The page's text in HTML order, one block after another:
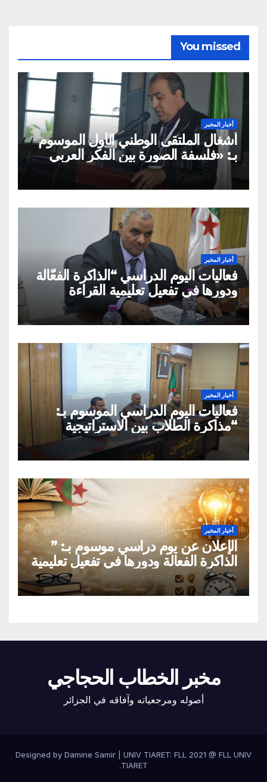
You missed
أخبار المخبر
أشغال الملتقى الوطني الأول الموسوم
بـ: «فلسفة الصورة بين الفكر العربي
الإسلامي والفكر الغربي: من
الميتافيزيقيا المتعالية إلى الممارسة
أخبار المخبر
فعاليات اليوم الدراسي “الذاكرة الفعّالة
ودورها في تفعيل تعليمية القراءة
السريعة والقراءة التصويرية”
أخبار المخبر
فعاليات اليوم الدراسي الموسوم بـ:
“مذاكرة الطلاب بين الاستراتيجية
العلمية الواعية والتقليد الاعتباطي”
أخبار المخبر
الإعلان عن يوم دراسي موسوم بـ: ”
الذاكرة الفعالة ودورها في تفعيل تعليمية
القراءة السريعة والقراءة التصويرية”
مخبر الخطاب الحجاجي
أصوله ومرجعياته وآفاقه في الجزائر
Designed by Damine Samir UNIV TIARET: FLL 2021 @ FLL UNIV
TIARET
.